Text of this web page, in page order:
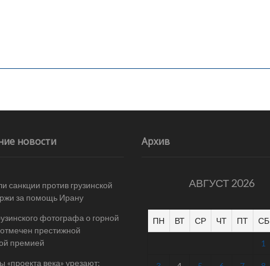
новости
санкции против грузинской
за помощь Ирану
фотографа о горной
престижной
премией
«проекта века» урезают:
Архив
АВГУСТ 2026
ПН ВТ СР ЧТ ПТ СБ
1